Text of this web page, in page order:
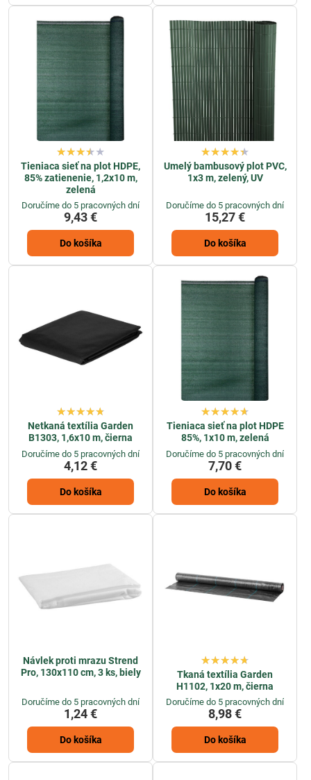
Tieniaca sieť na plot HDPE,
85% zatienenie, 1,2x10 m,
zelená
Doručíme do 5 pracovných dní
9,43 €
Do košíka
Umelý bambusový plot PVC,
1x3 m, zelený, UV
Doručíme do 5 pracovných dní
15,27 €
Do košíka
Netkaná textília Garden
B1303, 1,6x10 m, čierna
Doručíme do 5 pracovných dní
4,12 €
Do košíka
Tieniaca sieť na plot HDPE
85%, 1x10 m, zelená
Doručíme do 5 pracovných dní
7,70 €
Do košíka
Návlek proti mrazu Strend
Pro, 130x110 cm, 3 ks, biely
Doručíme do 5 pracovných dní
1,24 €
Do košíka
Tkaná textília Garden
H1102, 1x20 m, čierna
Doručíme do 5 pracovných dní
8,98 €
Do košíka